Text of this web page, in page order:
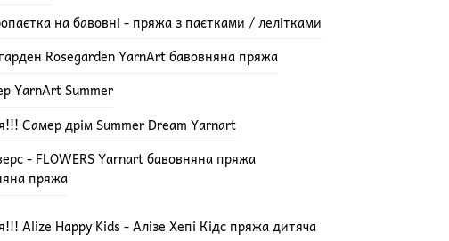
на бавовні - пряжа з паєтками / лелітками
Rosegarden YarnArt бавовняна пряжа
YarnArt Summer
Самер дрім Summer Dream Yarnart
- FLOWERS Yarnart бавовняна пряжа
пряжа
Alize Happy Kids - Алізе Хепі Кідс пряжа дитяча